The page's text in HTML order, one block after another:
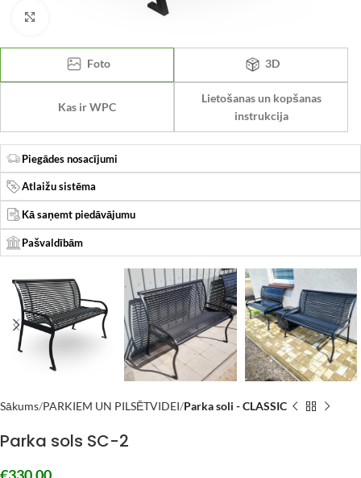
Foto 3D
Kas ir WPC
Lietošanas un kopšanas
instrukcija
Piegādes nosacījumi
Atlaižu sistēma
Kā saņemt piedāvājumu
Pašvaldībām
Sākums PARKIEM UN PILSĒTVIDEI Parka soli - CLASSIC
Parka sols SC-2